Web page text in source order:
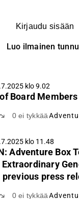
Kirjaudu sisään
Luo ilmainen
klo 9.02
Board Members
0ei tykkää
klo 11.48
Adventure Box
press
0ei tykkää